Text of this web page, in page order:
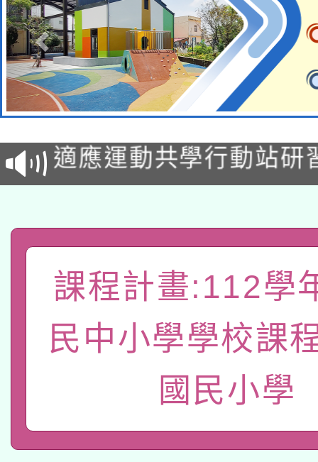
本校115學年度第2次
招甄選結果公告(無人
招)
適應運動共學行動站研
本館辦理115年度閱讀
暨閱讀推動專業研習
A3數位素養講師名單
「數位內容與教學軟體
pilot」
有關大陸委員會函釋公
轉知經濟部水利署委託
業技術研究院辦理「
用水績優單位及節水達
115年8月22日(星期六
桃園市孔廟祈福系列
2026年桃園地景藝術
課程計畫:112學
民中小學學校課
國民小學